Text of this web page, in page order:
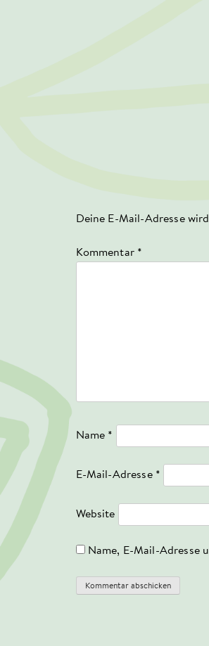
Deine E-Mail-Adresse
Kommentar *
Name *
E-Mail-Adresse *
Website
Name, E-Mail-Adresse